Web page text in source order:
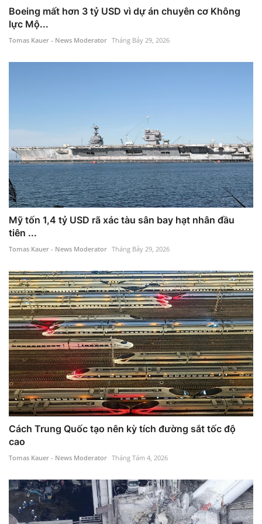
Boeing mất hơn 3 tỷ USD vì dự án chuyên cơ Không
lực Mộ...
Tomas Kauer - News Moderator Tháng Bảy 29, 2026
Mỹ tốn 1,4 tỷ USD rã xác tàu sân bay hạt nhân đầu
tiên ...
Tomas Kauer - News Moderator Tháng Bảy 29, 2026
Cách Trung Quốc tạo nên kỳ tích đường sắt tốc độ
cao
Tomas Kauer - News Moderator Tháng Tám 4, 2026